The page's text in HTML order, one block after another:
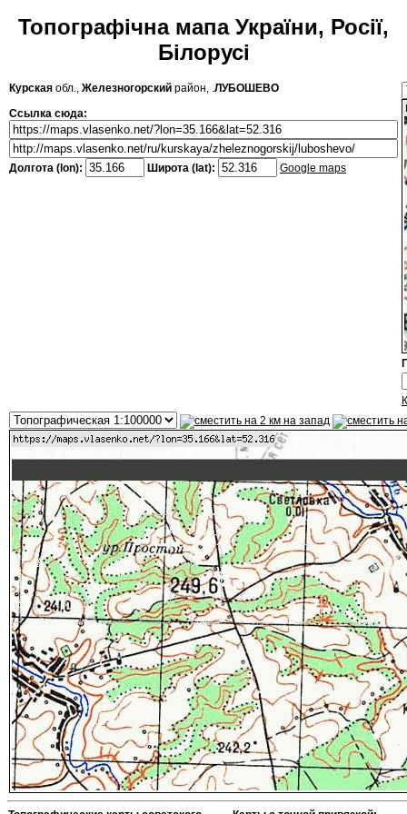
Топографічна мапа України, Росії,
Білорусі
Курская обл., Железногорский район, .ЛУБОШЕВО
Ссылка сюда:
Долгота (lon): Широта (lat): Google maps